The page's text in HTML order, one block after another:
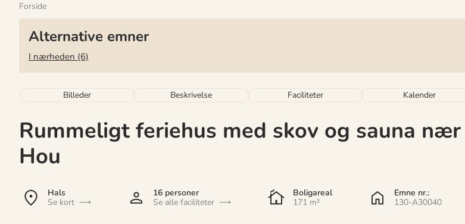
Forside
Alternative emner
I nærheden (6)
Billeder Beskrivelse Faciliteter Kalender
Rummeligt feriehus med skov og sauna nær
Hou
Hals
Se kort
16 personer
Se alle faciliteter
Boligareal
171 m²
Emne nr.:
130-A30040